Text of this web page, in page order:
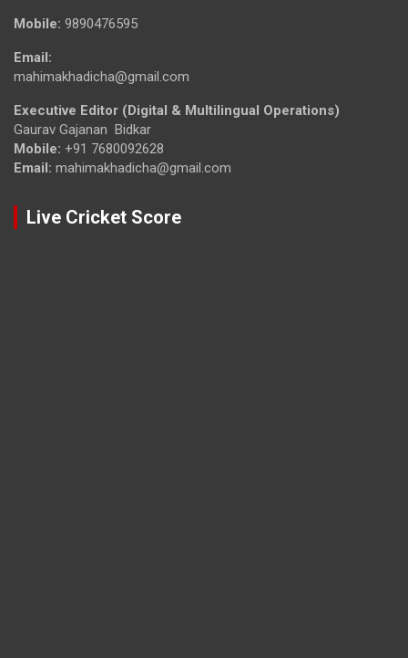
Mobile: 9890476595
Email:
mahimakhadicha@gmail.com
Executive Editor (Digital & Multilingual Operations)
Gaurav Gajanan Bidkar
Mobile: +91 7680092628
Email: mahimakhadicha@gmail.com
Live Cricket Score